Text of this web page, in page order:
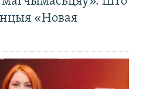
«Новая